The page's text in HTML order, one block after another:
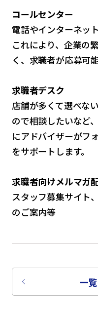
コールセンター
電話やインターネッ
これにより、企業の
く、求職者が応募可
求職者デスク
店舗が多くて選べな
ので相談したいなど
にアドバイザーがフ
をサポートします。
求職者向けメルマガ
スタッフ募集サイト
のご案内等
一